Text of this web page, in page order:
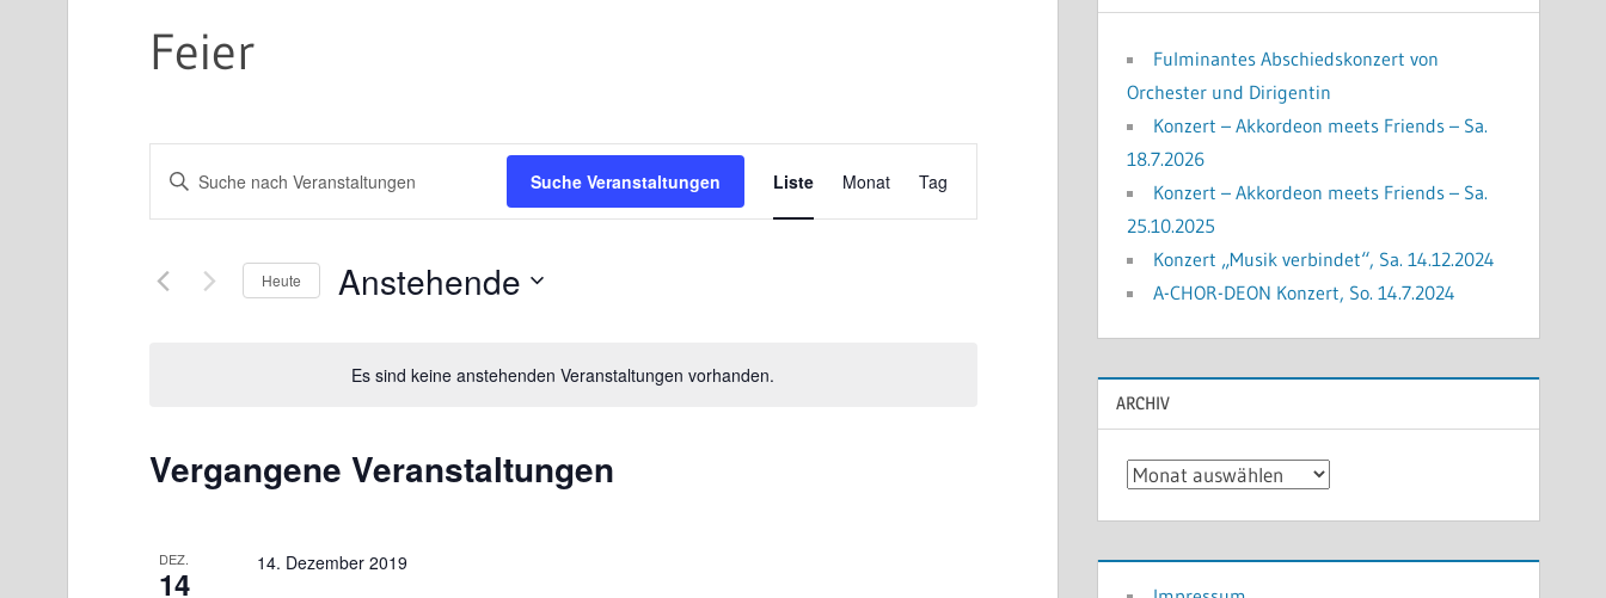
Es sind keine anstehenden Veranstaltungen vorhanden.
Feier
Veranstaltungen
Suche
Ansichten,
Bitte
Suche
Suche Veranstaltungen
Ansichten-
Liste Monat Tag
Heute Anstehende
Vergangene Veranstaltungen
DEZ.
14
14. Dezember 2019
Fulminantes Abschiedskonzert von
Orchester und Dirigentin
Konzert – Akkordeon meets Friends – Sa.
18.7.2026
Konzert – Akkordeon meets Friends – Sa.
25.10.2025
Konzert „Musik verbindet“, Sa. 14.12.2024
A-CHOR-DEON Konzert, So. 14.7.2024
ARCHIV
Archiv